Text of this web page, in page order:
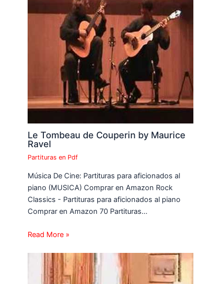
Le Tombeau de Couperin by Maurice
Ravel
Partituras en Pdf
Música De Cine: Partituras para aficionados al
piano (MUSICA) Comprar en Amazon Rock
Classics - Partituras para aficionados al piano
Comprar en Amazon 70 Partituras…
Read More »